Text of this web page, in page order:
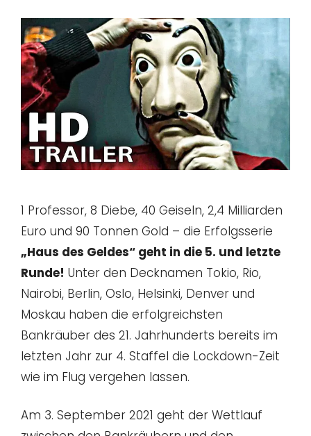
1 Professor, 8 Diebe, 40 Geiseln, 2,4 Milliarden
Euro und 90 Tonnen Gold – die Erfolgsserie
„Haus des Geldes“ geht in die 5. und letzte
Runde! Unter den Decknamen Tokio, Rio,
Nairobi, Berlin, Oslo, Helsinki, Denver und
Moskau haben die erfolgreichsten
Bankräuber des 21. Jahrhunderts bereits im
letzten Jahr zur 4. Staffel die Lockdown-Zeit
wie im Flug vergehen lassen.
Am 3. September 2021 geht der Wettlauf